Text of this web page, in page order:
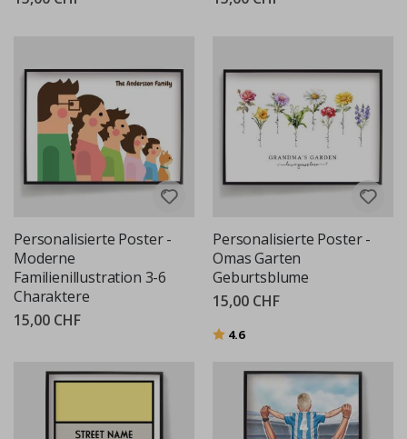
Personalisierte Poster -
Moderne
Familienillustration 3-6
Charaktere
15,00 CHF
Personalisierte Poster -
Omas Garten
Geburtsblume
15,00 CHF
Bewertung:
4.6von 5 Sternen